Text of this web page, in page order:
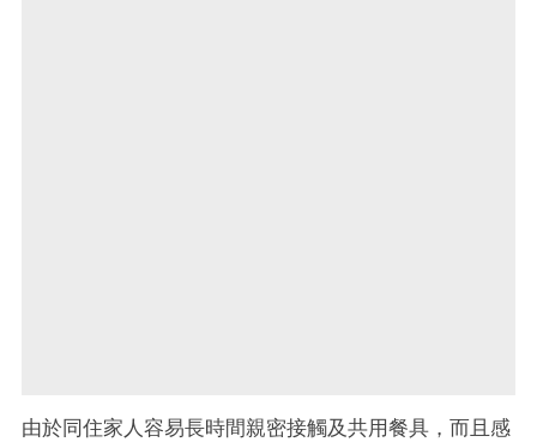
由於同住家人容易長時間親密接觸及共用餐具，而且感